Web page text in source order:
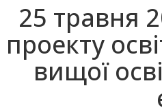
25 травня
проекту
вищої